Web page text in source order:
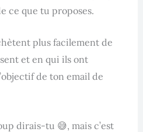
ce que tu proposes.
plus facilement de
et en qui ils ont
de ton email de
dirais-tu 😅, mais c’est